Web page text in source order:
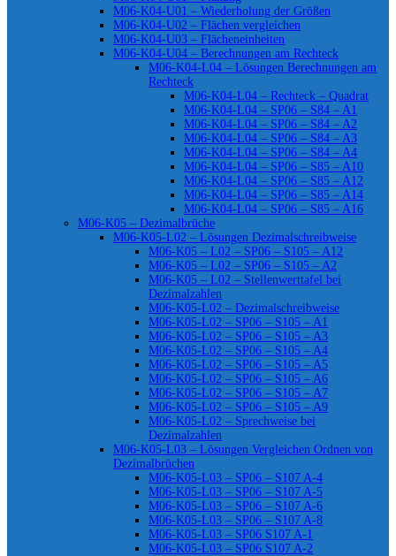
M06-K04-U01 – Wiederholung der Größen
M06-K04-U02 – Flächen vergleichen
M06-K04-U03 – Flächeneinheiten
M06-K04-U04 – Berechnungen am Rechteck
M06-K04-L04 – Lösungen Berechnungen am
Rechteck
M06-K04-L04 – Rechteck – Quadrat
M06-K04-L04 – SP06 – S84 – A1
M06-K04-L04 – SP06 – S84 – A2
M06-K04-L04 – SP06 – S84 – A3
M06-K04-L04 – SP06 – S84 – A4
M06-K04-L04 – SP06 – S85 – A10
M06-K04-L04 – SP06 – S85 – A12
M06-K04-L04 – SP06 – S85 – A14
M06-K04-L04 – SP06 – S85 – A16
M06-K05 – Dezimalbrüche
M06-K05-L02 – Lösungen Dezimalschreibweise
M06-K05 – L02 – SP06 – S105 – A12
M06-K05 – L02 – SP06 – S105 – A2
M06-K05 – L02 – Stellenwerttafel bei
Dezimalzahlen
M06-K05-L02 – Dezimalschreibweise
M06-K05-L02 – SP06 – S105 – A1
M06-K05-L02 – SP06 – S105 – A3
M06-K05-L02 – SP06 – S105 – A4
M06-K05-L02 – SP06 – S105 – A5
M06-K05-L02 – SP06 – S105 – A6
M06-K05-L02 – SP06 – S105 – A7
M06-K05-L02 – SP06 – S105 – A9
M06-K05-L02 – Sprechweise bei
Dezimalzahlen
M06-K05-L03 – Lösungen Vergleichen Ordnen von
Dezimalbrüchen
M06-K05-L03 – SP06 – S107 A-4
M06-K05-L03 – SP06 – S107 A-5
M06-K05-L03 – SP06 – S107 A-6
M06-K05-L03 – SP06 – S107 A-8
M06-K05-L03 – SP06 S107 A-1
M06-K05-L03 – SP06 S107 A-2